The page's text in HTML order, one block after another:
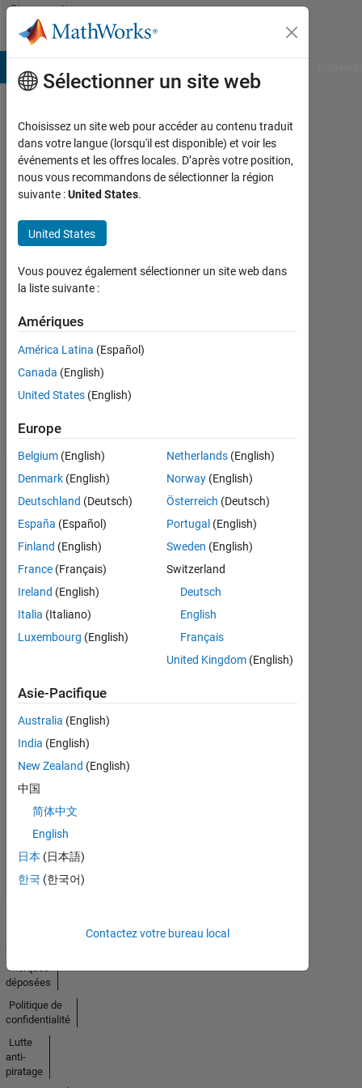
Passer au contenu
Community
Profile
Zoltan
NAGY
Last
environ
2 ans il
0
Following:
0
Tableau de bord
Feeds
Pas
d'activité
Sélectionner un site web
Choisissez un site web pour accéder au contenu traduit
dans votre langue (lorsqu'il est disponible) et voir les
événements et les offres locales. D’après votre position,
nous vous recommandons de sélectionner la région
suivante :United States.
United States
Vous pouvez également sélectionner un site web dans
la liste suivante :
Amériques
América Latina (Español)
Canada (English)
United States (English)
Europe
Belgium (English)
Denmark (English)
Deutschland (Deutsch)
España (Español)
Finland (English)
France (Français)
Ireland (English)
Italia (Italiano)
Luxembourg (English)
Netherlands(English)
Norway(English)
Österreich (Deutsch)
Portugal (English)
Sweden (English)
Switzerland
Deutsch
English
Français
United Kingdom(English)
Asie-Pacifique
Australia (English)
India (English)
New Zealand (English)
中国
简体中文
English
日本 (日本語)
한국 (한국어)
Contactez votre bureau local
Marques
déposées
Politique de
confidentialité
Lutte
anti-
piratage